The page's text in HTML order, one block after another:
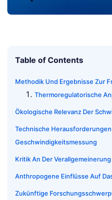
Table of Contents
Methodik Und Ergebnisse Zur
Thermoregulatorische
Ökologische Relevanz Der
Technische
Geschwindigkeitsmessung
Kritik An Der
Anthropogene Einflüsse Auf
Zukünftige